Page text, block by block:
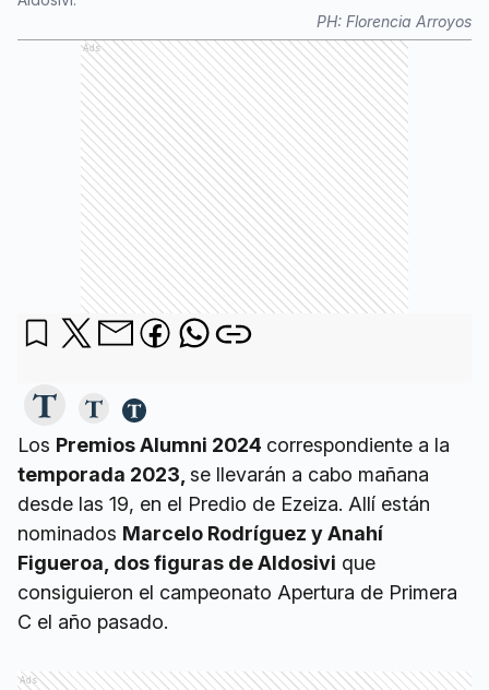
PH: Florencia Arroyos
Ads
Los Premios Alumni 2024 correspondiente a la
temporada 2023, se llevarán a cabo mañana
desde las 19, en el Predio de Ezeiza. Allí están
nominados Marcelo Rodríguez y Anahí
Figueroa, dos figuras de Aldosivi que
consiguieron el campeonato Apertura de Primera
C el año pasado.
Ads